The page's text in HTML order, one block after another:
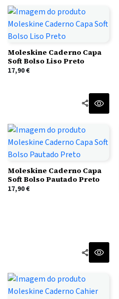
Moleskine Caderno Capa
Soft Bolso Liso Preto
17,90€
Moleskine Caderno Capa
Soft Bolso Pautado Preto
17,90€